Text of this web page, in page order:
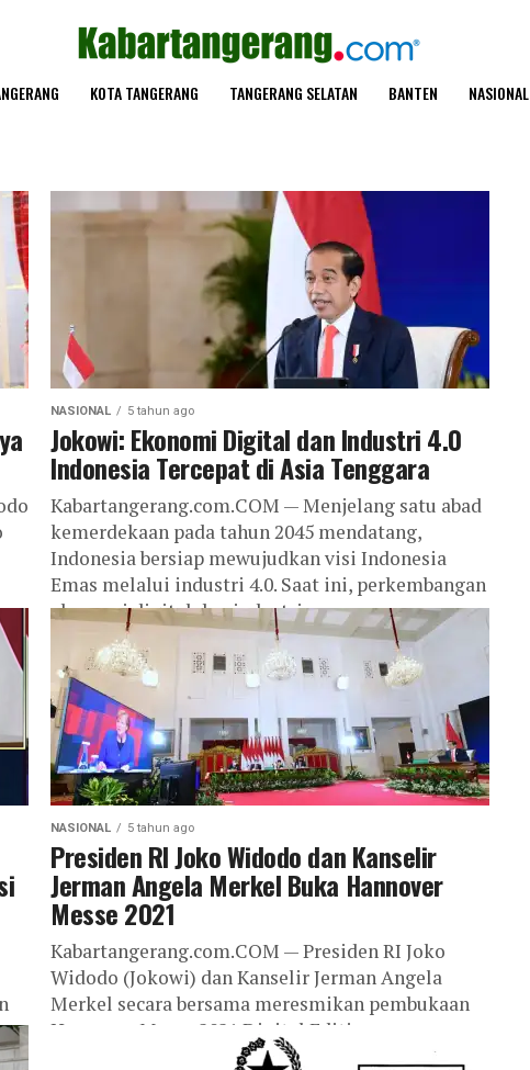
KOTA TANGERANG TANGERANG SELATAN BANTEN NASIONAL
NASIONAL 5 tahun ago
Jokowi: Ekonomi Digital dan Industri 4.0
Indonesia Tercepat di Asia Tenggara
Kabartangerang.com.COM — Menjelang satu abad
kemerdekaan pada tahun 2045 mendatang,
Indonesia bersiap mewujudkan visi Indonesia
Emas melalui industri 4.0. Saat ini, perkembangan
ekonomi digital dan industri...
NASIONAL 5 tahun ago
Presiden RI Joko Widodo dan Kanselir
Jerman Angela Merkel Buka Hannover
Messe 2021
Kabartangerang.com.COM — Presiden RI Joko
Widodo (Jokowi) dan Kanselir Jerman Angela
Merkel secara bersama meresmikan pembukaan
Hannover Messe 2021 Digital Edition, secara
virtual, Senin (12/04/2021). Peresmian...